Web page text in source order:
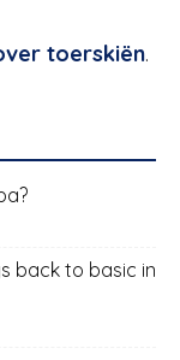
toerskiën.
back to basic in